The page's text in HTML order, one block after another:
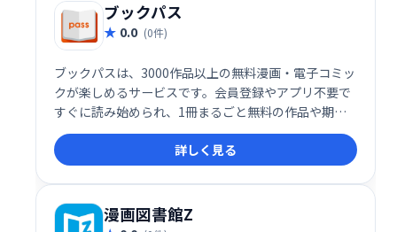
ブックパス
0.0 (0件)
ブックパスは、3000作品以上の無料漫画・電子コミッ
クが楽しめるサービスです。会員登録やアプリ不要で
すぐに読み始められ、1冊まるごと無料の作品や期間
限定無料漫画、完結作品から新刊まで幅広く提供して
います。
詳しく見る
漫画図書館Z